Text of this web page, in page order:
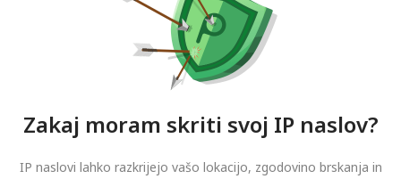
Zakaj moram skriti svoj IP naslov?
IP naslovi lahko razkrijejo vašo lokacijo, zgodovino brskanja in